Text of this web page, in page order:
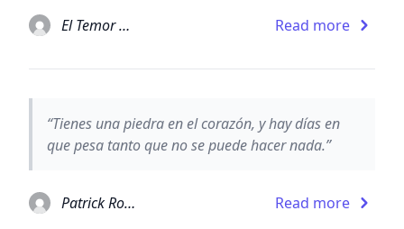
El Temor de un Hombre Sabio (pag. 590-91) - Patrick Rothfuss Read more
“Tienes una piedra en el corazón, y hay días en
que pesa tanto que no se puede hacer nada.”
Patrick Rothfuss Read more